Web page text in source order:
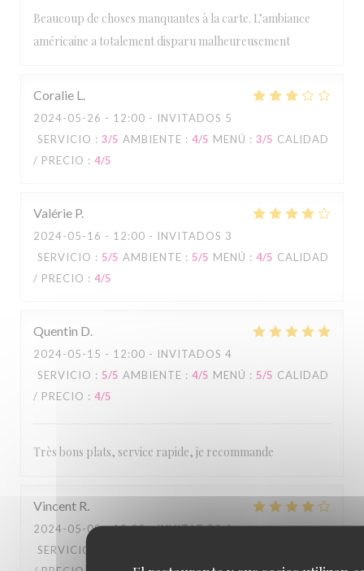
Beaucoup de choses manquantes à la carte. L’ambiance
américaine a totalement disparu malheureusement
Coralie L
2024-05-26 - 12:00 - INVITADOS 5
SERVICIO : 3/5 AMBIENTE : 4/5 MENÚ : 3/5 CALIDAD
/ PRECIO : 4/5
Valérie P
2024-05-16 - 12:00 - INVITADOS 3
SERVICIO : 5/5 AMBIENTE : 5/5 MENÚ : 4/5 CALIDAD
/ PRECIO : 4/5
Quentin D
2024-05-15 - 12:00 - INVITADOS 4
SERVICIO : 5/5 AMBIENTE : 4/5 MENÚ : 5/5 CALIDAD
/ PRECIO : 4/5
Très bons plats, service rapide, je recommande
Vincent R
2024-05-09- 19:00 - INVITADOS 4
SERVICIO
Tommy's Diner Café